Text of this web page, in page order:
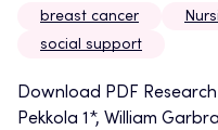
breast cancer
social support
Download PDF
Pekkola 1*, William